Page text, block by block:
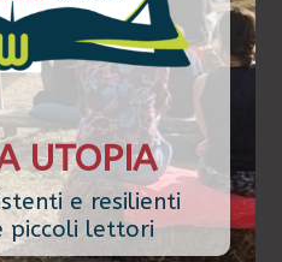
UTOPIA
e resilienti
piccoli lettori